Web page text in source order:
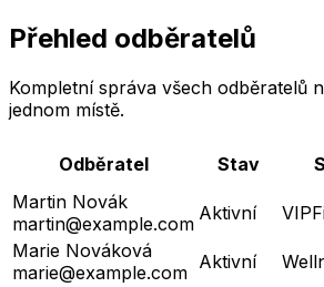
Přehled odběratelů
Kompletní správa všech odběratelů
jednom místě.
Odběratel Stav
Martin Novák
martin@example.com Aktivní VIP
Marie Nováková
marie@example.com Aktivní